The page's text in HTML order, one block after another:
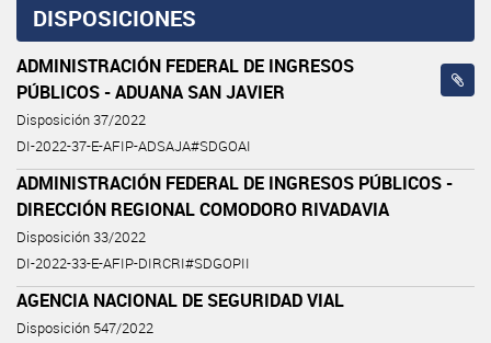
DISPOSICIONES
ADMINISTRACIÓN FEDERAL DE INGRESOS
PÚBLICOS - ADUANA SAN JAVIER
Disposición 37/2022
DI-2022-37-E-AFIP-ADSAJA#SDGOAI
ADMINISTRACIÓN FEDERAL DE INGRESOS PÚBLICOS -
DIRECCIÓN REGIONAL COMODORO RIVADAVIA
Disposición 33/2022
DI-2022-33-E-AFIP-DIRCRI#SDGOPII
AGENCIA NACIONAL DE SEGURIDAD VIAL
Disposición 547/2022